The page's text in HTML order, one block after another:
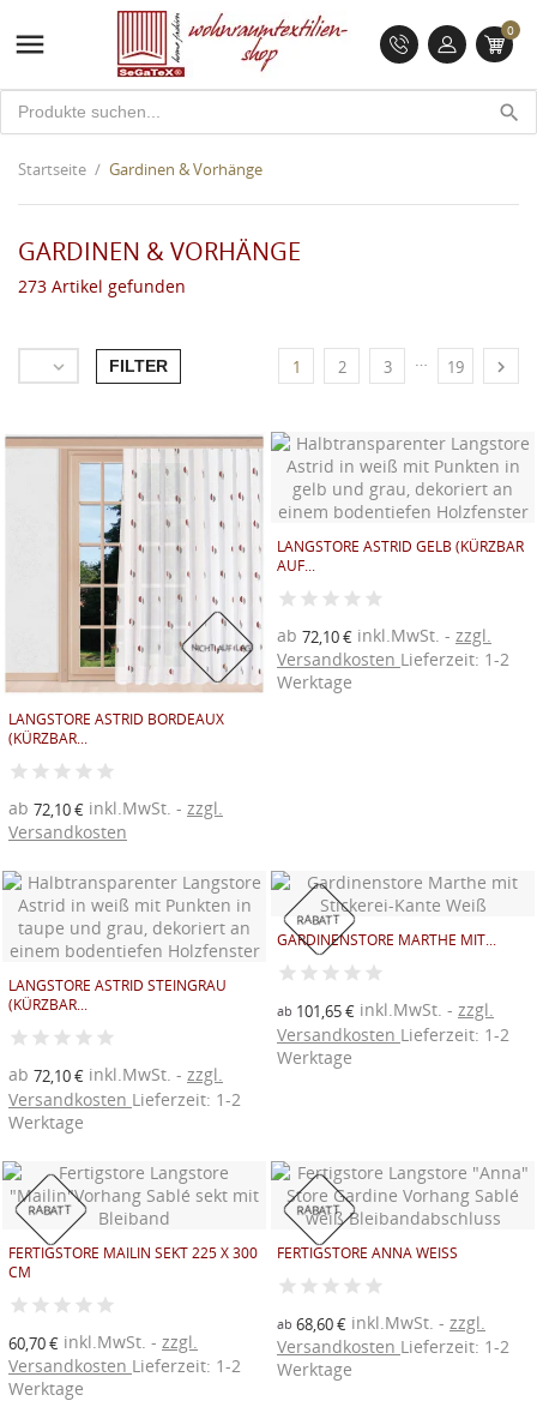
 0
search
Startseite Gardinen & Vorhänge
GARDINEN & VORHÄNGE
273 Artikel gefunden
 FILTER 1 2 3 … 19 
NICHT AUF LAGER
LANGSTORE ASTRID BORDEAUX
(KÜRZBAR...
ab 72,10 € inkl.MwSt.
zzgl.
Versandkosten
LANGSTORE ASTRID GELB (KÜRZBAR
AUF...
ab 72,10 € inkl.MwSt.
zzgl.
Versandkosten Lieferzeit: 1-2
Werktage
LANGSTORE ASTRID STEINGRAU
(KÜRZBAR...
ab 72,10 € inkl.MwSt.
zzgl.
Versandkosten Lieferzeit: 1-2
Werktage
RABATT
GARDINENSTORE MARTHE MIT...
ab 101,65 € inkl.MwSt.
zzgl.
Versandkosten Lieferzeit: 1-2
Werktage
RABATT
FERTIGSTORE MAILIN SEKT 225 X 300
CM
60,70 € inkl.MwSt.
zzgl.
Versandkosten Lieferzeit: 1-2
Werktage
RABATT
FERTIGSTORE ANNA WEISS
ab 68,60 € inkl.MwSt.
zzgl.
Versandkosten Lieferzeit: 1-2
Werktage